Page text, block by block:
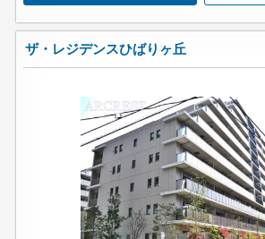
ザ・レジデンスひばりヶ丘